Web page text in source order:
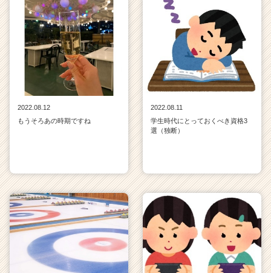
2022.08.12
もうそろあの時期ですね
2022.08.11
学生時代にとっておくべき資格3
選（独断）